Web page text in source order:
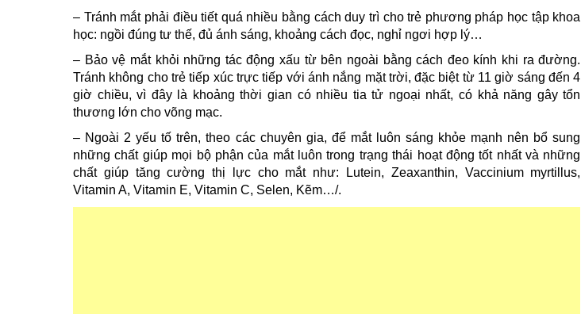
– Tránh mắt phải điều tiết quá nhiều bằng cách duy trì cho trẻ phương pháp học tập khoa
học: ngồi đúng tư thế, đủ ánh sáng, khoảng cách đọc, nghỉ ngơi hợp lý…
– Bảo vệ mắt khỏi những tác động xấu từ bên ngoài bằng cách đeo kính khi ra đường.
Tránh không cho trẻ tiếp xúc trực tiếp với ánh nắng mặt trời, đặc biệt từ 11 giờ sáng đến 4
giờ chiều, vì đây là khoảng thời gian có nhiều tia tử ngoại nhất, có khả năng gây tổn
thương lớn cho võng mạc.
– Ngoài 2 yếu tố trên, theo các chuyên gia, để mắt luôn sáng khỏe mạnh nên bổ sung
những chất giúp mọi bộ phận của mắt luôn trong trạng thái hoạt động tốt nhất và những
chất giúp tăng cường thị lực cho mắt như: Lutein, Zeaxanthin, Vaccinium myrtillus,
Vitamin A, Vitamin E, Vitamin C, Selen, Kẽm…/.